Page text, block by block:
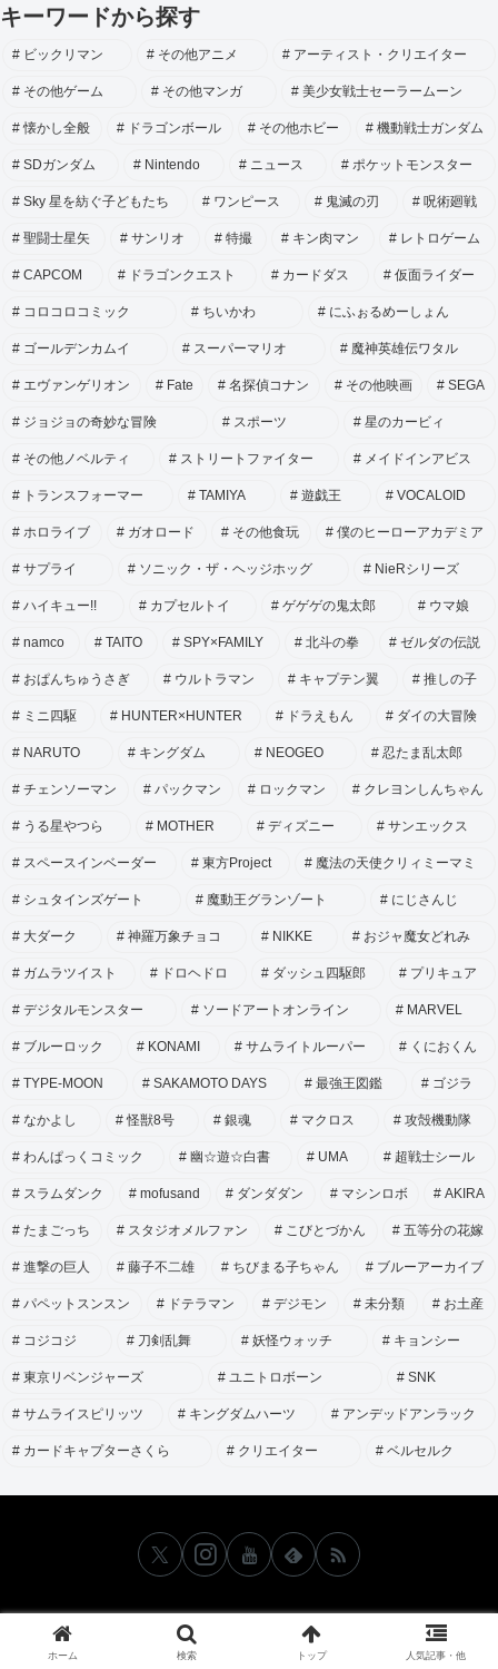
キーワードから探す
ビックリマン その他アニメ アーティスト・クリエイター
その他ゲーム その他マンガ 美少女戦士セーラームーン
懐かし全般 ドラゴンボール その他ホビー 機動戦士ガンダム
SDガンダム Nintendo ニュース ポケットモンスター
Sky 星を紡ぐ子どもたち ワンピース 鬼滅の刃 呪術廻戦
聖闘士星矢 サンリオ 特撮 キン肉マン レトロゲーム
CAPCOM ドラゴンクエスト カードダス 仮面ライダー
コロコロコミック ちいかわ にふぉるめーしょん
ゴールデンカムイ スーパーマリオ 魔神英雄伝ワタル
エヴァンゲリオン Fate 名探偵コナン その他映画 SEGA
ジョジョの奇妙な冒険 スポーツ 星のカービィ
その他ノベルティ ストリートファイター メイドインアビス
トランスフォーマー TAMIYA 遊戯王 VOCALOID
ホロライブ ガオロード その他食玩 僕のヒーローアカデミア
サプライ ソニック・ザ・ヘッジホッグ NieRシリーズ
ハイキュー!! カプセルトイ ゲゲゲの鬼太郎 ウマ娘
namco TAITO SPY×FAMILY 北斗の拳 ゼルダの伝説
おぱんちゅうさぎ ウルトラマン キャプテン翼 推しの子
ミニ四駆 HUNTER×HUNTER ドラえもん ダイの大冒険
NARUTO キングダム NEOGEO 忍たま乱太郎
チェンソーマン パックマン ロックマン クレヨンしんちゃん
うる星やつら MOTHER ディズニー サンエックス
スペースインベーダー 東方Project 魔法の天使クリィミーマミ
シュタインズゲート 魔動王グランゾート にじさんじ
大ダーク 神羅万象チョコ NIKKE おジャ魔女どれみ
ガムラツイスト ドロヘドロ ダッシュ四駆郎 プリキュア
デジタルモンスター ソードアートオンライン MARVEL
ブルーロック KONAMI サムライトルーパー くにおくん
TYPE-MOON SAKAMOTO DAYS 最強王図鑑 ゴジラ
なかよし 怪獣8号 銀魂 マクロス 攻殻機動隊
わんぱっくコミック 幽☆遊☆白書 UMA 超戦士シール
スラムダンク mofusand ダンダダン マシンロボ AKIRA
たまごっち スタジオメルファン こびとづかん 五等分の花嫁
進撃の巨人 藤子不二雄 ちびまる子ちゃん ブルーアーカイブ
パペットスンスン ドテラマン デジモン 未分類 お土産
コジコジ 刀剣乱舞 妖怪ウォッチ キョンシー
東京リベンジャーズ ユニトロボーン SNK
サムライスピリッツ キングダムハーツ アンデッドアンラック
カードキャプターさくら クリエイター ベルセルク
ホーム 検索 トップ 人気記事・他